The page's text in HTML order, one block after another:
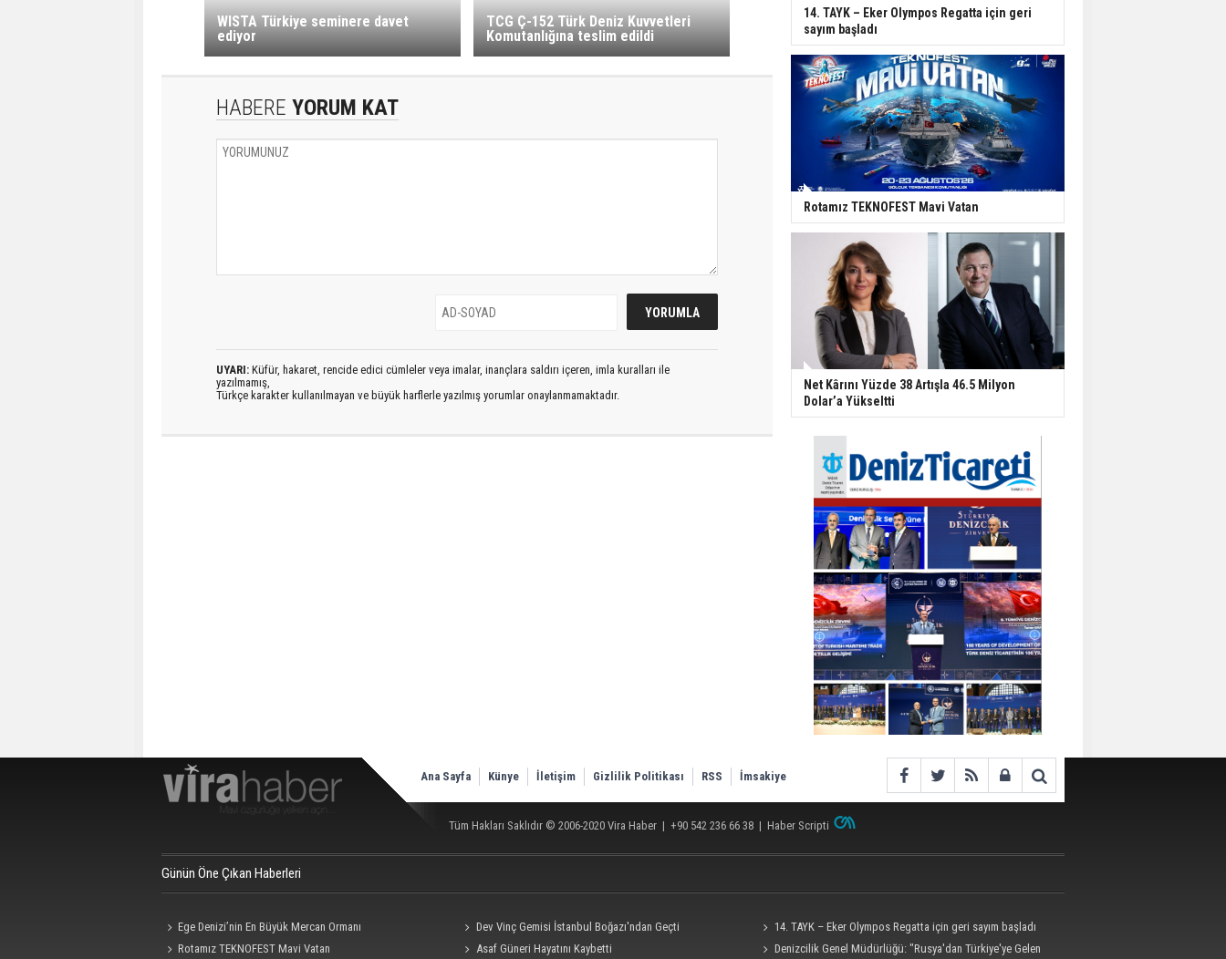
WISTA Türkiye seminere davet
ediyor
TCG Ç-152 Türk Deniz Kuvvetleri
Komutanlığına teslim edildi
HABERE YORUM KAT
UYARI: Küfür, hakaret, rencide edici cümleler veya imalar, inançlara saldırı içeren, imla kuralları ile
yazılmamış,
Türkçe karakter kullanılmayan ve büyük harflerle yazılmış yorumlar onaylanmamaktadır.
14. TAYK – Eker Olympos Regatta için geri
sayım başladı
Rotamız TEKNOFEST Mavi Vatan
Net Kârını Yüzde 38 Artışla 46.5 Milyon
Dolar’a Yükseltti
Ana Sayfa Künye İletişim Gizlilik Politikası RSS İmsakiye
Tüm Hakları Saklıdır © 2006-2020 Vira Haber | +90 542 236 66 38 | Haber Scripti
Günün Öne Çıkan Haberleri
Ege Denizi’nin En Büyük Mercan Ormanı Dev Vinç Gemisi İstanbul Boğazı'ndan Geçti
14. TAYK – Eker Olympos Regatta için geri sayım başladı
Rotamız TEKNOFEST Mavi Vatan
Asaf Güneri Hayatını Kaybetti Denizcilik Genel Müdürlüğü: "Rusya'dan Türkiye'ye Gelen